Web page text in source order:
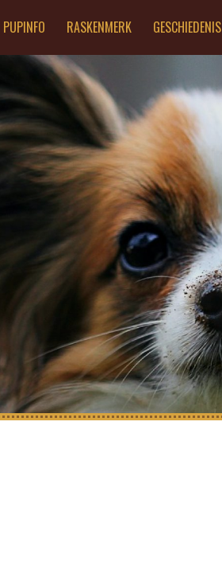
PUPINFO RASKENMERK GESCHIEDENIS